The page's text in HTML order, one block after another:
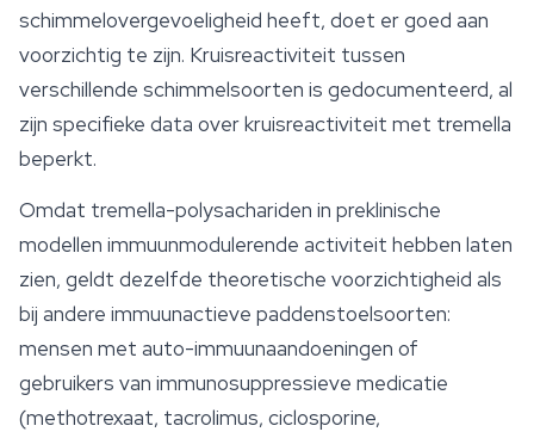
schimmelovergevoeligheid heeft, doet er goed aan
voorzichtig te zijn. Kruisreactiviteit tussen
verschillende schimmelsoorten is gedocumenteerd, al
zijn specifieke data over kruisreactiviteit met tremella
beperkt.
Omdat tremella-polysachariden in preklinische
modellen immuunmodulerende activiteit hebben laten
zien, geldt dezelfde theoretische voorzichtigheid als
bij andere immuunactieve paddenstoelsoorten:
mensen met auto-immuunaandoeningen of
gebruikers van immunosuppressieve medicatie
(methotrexaat, tacrolimus, ciclosporine,